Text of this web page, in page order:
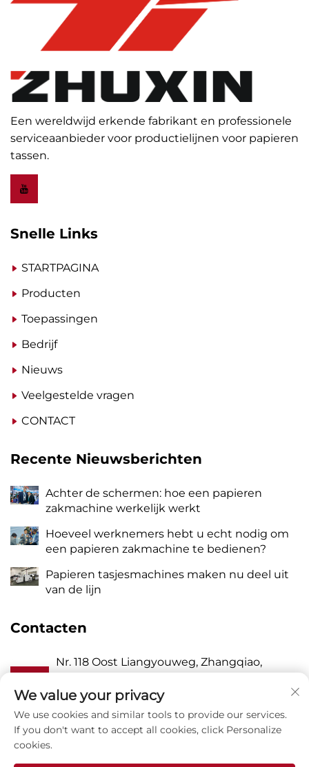
Een wereldwijd erkende fabrikant en professionele
serviceaanbieder voor productielijnen voor papieren
tassen.
Snelle Links
STARTPAGINA
Producten
Toepassingen
Bedrijf
Nieuws
Veelgestelde vragen
CONTACT
Recente Nieuwsberichten
Achter de schermen: hoe een papieren
zakmachine werkelijk werkt
Hoeveel werknemers hebt u echt nodig om
een papieren zakmachine te bedienen?
Papieren tasjesmachines maken nu deel uit
van de lijn
Contacten
Een
Nr. 118 Oost Liangyouweg, Zhangqiao,
Wanquan stad, Pingyang, Wenzhou stad,
Zhejiang VR China 325409
P 8615988795434
We value your privacy
We use cookies and similar tools to provide our services.
If you don't want to accept all cookies, click Personalize
cookies.